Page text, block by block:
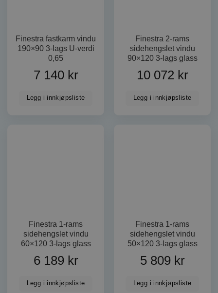
Finestra fastkarm vindu
190×90 3-lags U-verdi
0,65
7 140 kr
Legg i innkjøpsliste
Finestra 2-rams
sidehengslet vindu
90×120 3-lags glass
10 072 kr
Legg i innkjøpsliste
Finestra 1-rams
sidehengslet vindu
60×120 3-lags glass
6 189 kr
Legg i innkjøpsliste
Finestra 1-rams
sidehengslet vindu
50×120 3-lags glass
5 809 kr
Legg i innkjøpsliste